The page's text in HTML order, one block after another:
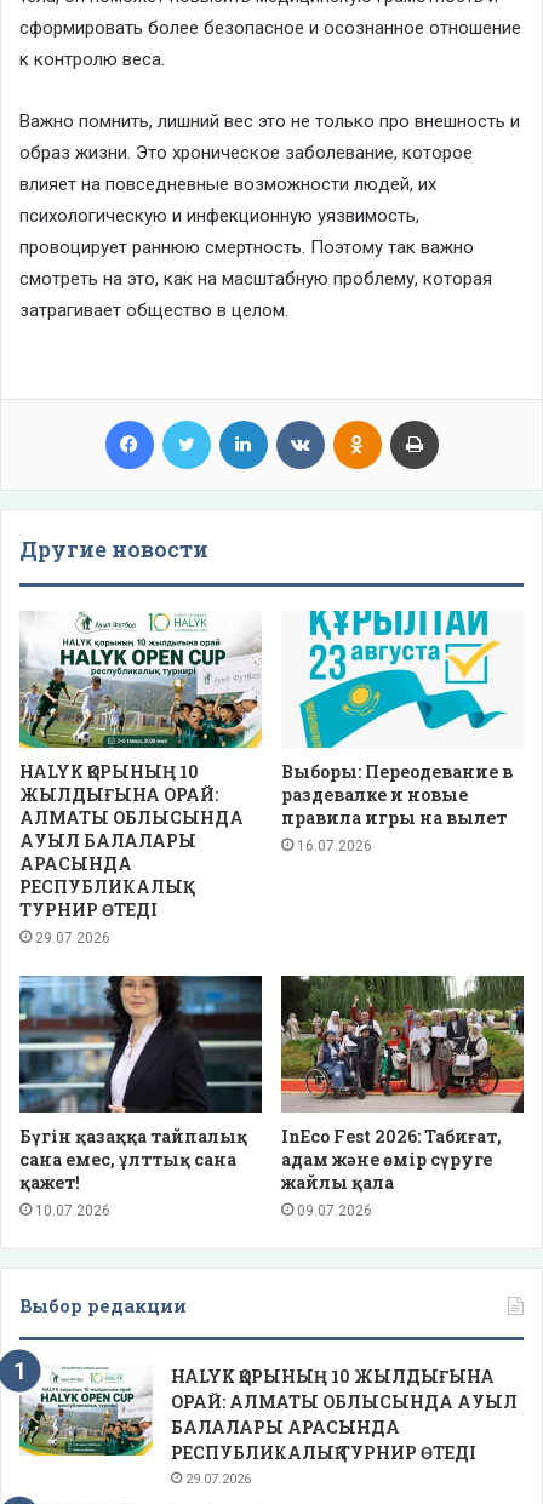
сформировать более безопасное и осознанное отношение
к контролю веса.
Важно помнить, лишний вес это не только про внешность и
образ жизни. Это хроническое заболевание, которое
влияет на повседневные возможности людей, их
психологическую и инфекционную уязвимость,
провоцирует раннюю смертность. Поэтому так важно
смотреть на это, как на масштабную проблему, которая
затрагивает общество в целом.
Facebook Twitter LinkedIn VKontakteOdnoklassniki
Другие новости
HALYK ҚОРЫНЫҢ 10
ЖЫЛДЫҒЫНА ОРАЙ:
АЛМАТЫ ОБЛЫСЫНДА
АУЫЛ БАЛАЛАРЫ
АРАСЫНДА
РЕСПУБЛИКАЛЫҚ
ТУРНИР ӨТЕДІ
29.07.2026
Выборы: Переодевание в
раздевалке и новые
правила игры на вылет
16.07.2026
Бүгін қазаққа тайпалық
сана емес, ұлттық сана
қажет!
10.07.2026
InEco Fest 2026: Табиғат,
адам және өмір сүруге
жайлы қала
09.07.2026
Выбор редакции
HALYK ҚОРЫНЫҢ 10 ЖЫЛДЫҒЫНА
ОРАЙ: АЛМАТЫ ОБЛЫСЫНДА АУЫЛ
БАЛАЛАРЫ АРАСЫНДА
РЕСПУБЛИКАЛЫҚ ТУРНИР ӨТЕДІ
29.07.2026